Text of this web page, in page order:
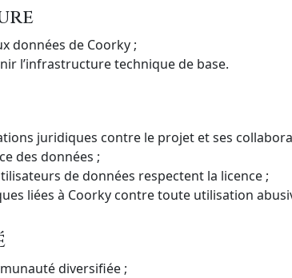
données de Coorky ;
l’infrastructure technique de base.
juridiques contre le projet et ses
des données ;
de données respectent la licence ;
liées à Coorky contre toute utilisation
diversifiée ;